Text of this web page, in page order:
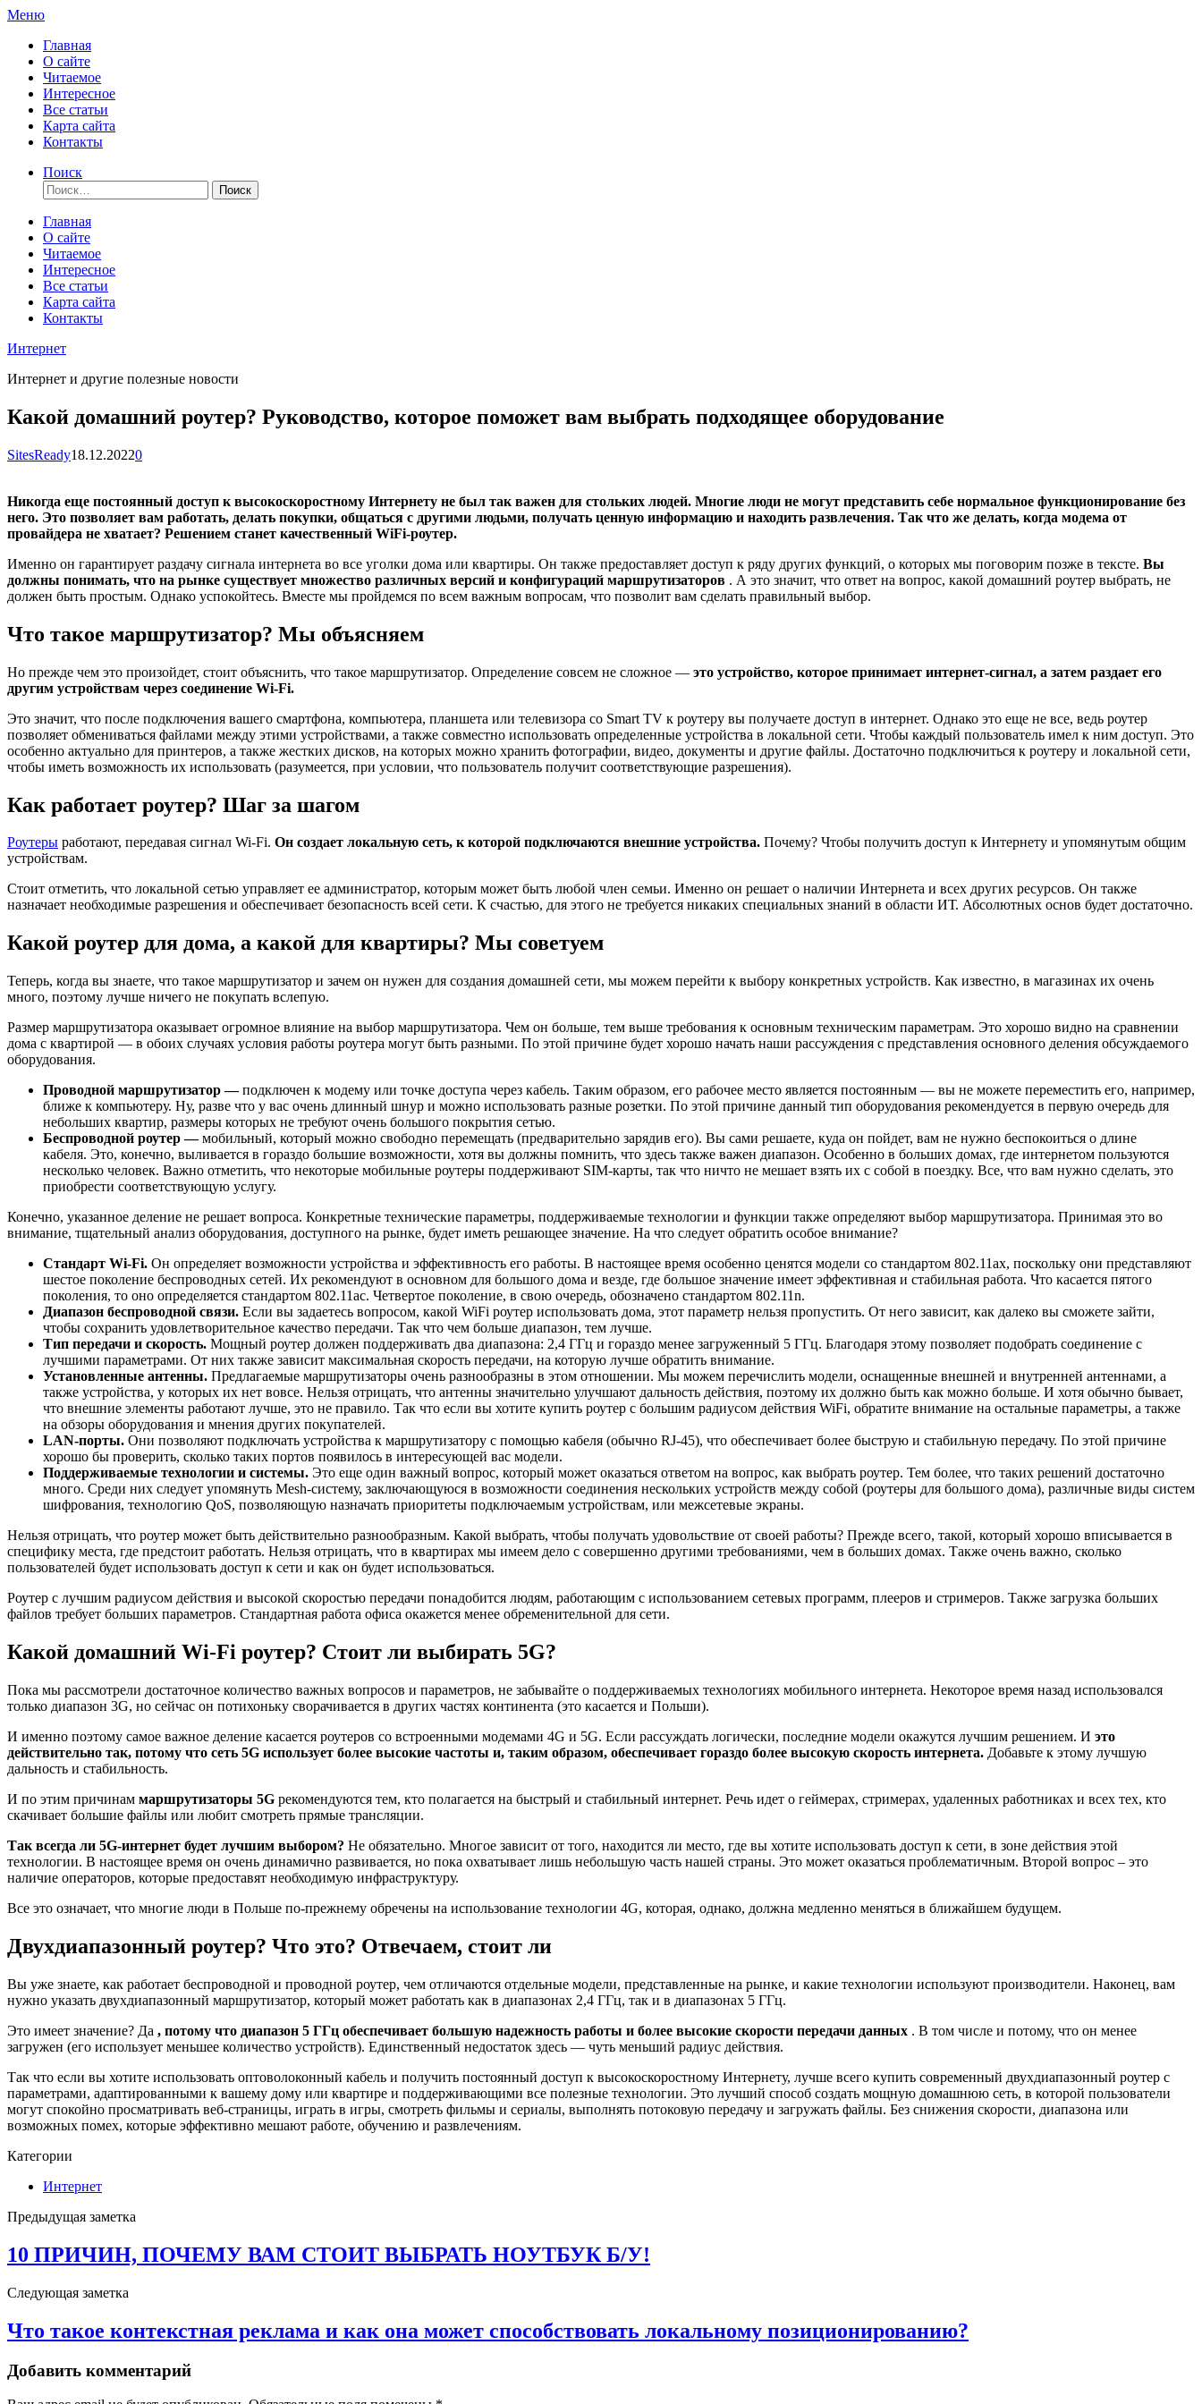
Перейти
содержимому
Меню
Главная
О сайте
Читаемое
Интересное
Все статьи
Карта сайта
Контакты
Поиск
Найти:
Главная
О сайте
Читаемое
Интересное
Все статьи
Карта сайта
Контакты
Интернет
Интернет и другие полезные новости
Какой домашний роутер? Руководство, которое поможет вам выбрать подходящее оборудование
SitesReady18.12.20220
Никогда еще постоянный доступ к высокоскоростному Интернету не был так важен для стольких людей. Многие люди не могут представить себе нормальное функционирование без
него. Это позволяет вам работать, делать покупки, общаться с другими людьми, получать ценную информацию и находить развлечения. Так что же делать, когда модема от
провайдера не хватает? Решением станет качественный WiFi-роутер.
Именно он гарантирует раздачу сигнала интернета во все уголки дома или квартиры. Он также предоставляет доступ к ряду других функций, о которых мы поговорим позже в тексте. Вы
должны понимать, что на рынке существует множество различных версий и конфигураций маршрутизаторов . А это значит, что ответ на вопрос, какой домашний роутер выбрать, не
должен быть простым. Однако успокойтесь. Вместе мы пройдемся по всем важным вопросам, что позволит вам сделать правильный выбор.
Что такое маршрутизатор? Мы объясняем
Но прежде чем это произойдет, стоит объяснить, что такое маршрутизатор. Определение совсем не сложное — это устройство, которое принимает интернет-сигнал, а затем раздает его
другим устройствам через соединение Wi-Fi.
Это значит, что после подключения вашего смартфона, компьютера, планшета или телевизора со Smart TV к роутеру вы получаете доступ в интернет. Однако это еще не все, ведь роутер
позволяет обмениваться файлами между этими устройствами, а также совместно использовать определенные устройства в локальной сети. Чтобы каждый пользователь имел к ним доступ. Это
особенно актуально для принтеров, а также жестких дисков, на которых можно хранить фотографии, видео, документы и другие файлы. Достаточно подключиться к роутеру и локальной сети,
чтобы иметь возможность их использовать (разумеется, при условии, что пользователь получит соответствующие разрешения).
Как работает роутер? Шаг за шагом
Роутеры работают, передавая сигнал Wi-Fi. Он создает локальную сеть, к которой подключаются внешние устройства. Почему? Чтобы получить доступ к Интернету и упомянутым общим
устройствам.
Стоит отметить, что локальной сетью управляет ее администратор, которым может быть любой член семьи. Именно он решает о наличии Интернета и всех других ресурсов. Он также
назначает необходимые разрешения и обеспечивает безопасность всей сети. К счастью, для этого не требуется никаких специальных знаний в области ИТ. Абсолютных основ будет достаточно.
Какой роутер для дома, а какой для квартиры? Мы советуем
Теперь, когда вы знаете, что такое маршрутизатор и зачем он нужен для создания домашней сети, мы можем перейти к выбору конкретных устройств. Как известно, в магазинах их очень
много, поэтому лучше ничего не покупать вслепую.
Размер маршрутизатора оказывает огромное влияние на выбор маршрутизатора. Чем он больше, тем выше требования к основным техническим параметрам. Это хорошо видно на сравнении
дома с квартирой — в обоих случаях условия работы роутера могут быть разными. По этой причине будет хорошо начать наши рассуждения с представления основного деления обсуждаемого
оборудования.
Проводной маршрутизатор—подключен к модему или точке доступа через кабель. Таким образом, его рабочее место является постоянным — вы не можете переместить его, например,
ближе к компьютеру. Ну, разве что у вас очень длинный шнур и можно использовать разные розетки. По этой причине данный тип оборудования рекомендуется в первую очередь для
небольших квартир, размеры которых не требуют очень большого покрытия сетью.
Беспроводной роутер—мобильный, который можно свободно перемещать (предварительно зарядив его). Вы сами решаете, куда он пойдет, вам не нужно беспокоиться о длине
кабеля. Это, конечно, выливается в гораздо большие возможности, хотя вы должны помнить, что здесь также важен диапазон. Особенно в больших домах, где интернетом пользуются
несколько человек. Важно отметить, что некоторые мобильные роутеры поддерживают SIM-карты, так что ничто не мешает взять их с собой в поездку. Все, что вам нужно сделать, это
приобрести соответствующую услугу.
Конечно, указанное деление не решает вопроса. Конкретные технические параметры, поддерживаемые технологии и функции также определяют выбор маршрутизатора. Принимая это во
внимание, тщательный анализ оборудования, доступного на рынке, будет иметь решающее значение. На что следует обратить особое внимание?
Стандарт Wi-Fi. Он определяет возможности устройства и эффективность его работы. В настоящее время особенно ценятся модели со стандартом 802.11ax, поскольку они представляют
шестое поколение беспроводных сетей. Их рекомендуют в основном для большого дома и везде, где большое значение имеет эффективная и стабильная работа. Что касается пятого
поколения, то оно определяется стандартом 802.11ac. Четвертое поколение, в свою очередь, обозначено стандартом 802.11n.
Диапазон беспроводной связи. Если вы задаетесь вопросом, какой WiFi роутер использовать дома, этот параметр нельзя пропустить. От него зависит, как далеко вы сможете зайти,
чтобы сохранить удовлетворительное качество передачи. Так что чем больше диапазон, тем лучше.
Тип передачи и скорость. Мощный роутер должен поддерживать два диапазона: 2,4 ГГц и гораздо менее загруженный 5 ГГц. Благодаря этому позволяет подобрать соединение с
лучшими параметрами. От них также зависит максимальная скорость передачи, на которую лучше обратить внимание.
Установленные антенны. Предлагаемые маршрутизаторы очень разнообразны в этом отношении. Мы можем перечислить модели, оснащенные внешней и внутренней антеннами, а
также устройства, у которых их нет вовсе. Нельзя отрицать, что антенны значительно улучшают дальность действия, поэтому их должно быть как можно больше. И хотя обычно бывает,
что внешние элементы работают лучше, это не правило. Так что если вы хотите купить роутер с большим радиусом действия WiFi, обратите внимание на остальные параметры, а также
на обзоры оборудования и мнения других покупателей.
LAN-порты. Они позволяют подключать устройства к маршрутизатору с помощью кабеля (обычно RJ-45), что обеспечивает более быструю и стабильную передачу. По этой причине
хорошо бы проверить, сколько таких портов появилось в интересующей вас модели.
Поддерживаемые технологии и системы. Это еще один важный вопрос, который может оказаться ответом на вопрос, как выбрать роутер. Тем более, что таких решений достаточно
много. Среди них следует упомянуть Mesh-систему, заключающуюся в возможности соединения нескольких устройств между собой (роутеры для большого дома), различные виды систем
шифрования, технологию QoS, позволяющую назначать приоритеты подключаемым устройствам, или межсетевые экраны.
Нельзя отрицать, что роутер может быть действительно разнообразным. Какой выбрать, чтобы получать удовольствие от своей работы? Прежде всего, такой, который хорошо вписывается в
специфику места, где предстоит работать. Нельзя отрицать, что в квартирах мы имеем дело с совершенно другими требованиями, чем в больших домах. Также очень важно, сколько
пользователей будет использовать доступ к сети и как он будет использоваться.
Роутер с лучшим радиусом действия и высокой скоростью передачи понадобится людям, работающим с использованием сетевых программ, плееров и стримеров. Также загрузка больших
файлов требует больших параметров. Стандартная работа офиса окажется менее обременительной для сети.
Какой домашний Wi-Fi роутер? Стоит ли выбирать 5G?
Пока мы рассмотрели достаточное количество важных вопросов и параметров, не забывайте о поддерживаемых технологиях мобильного интернета. Некоторое время назад использовался
только диапазон 3G, но сейчас он потихоньку сворачивается в других частях континента (это касается и Польши).
И именно поэтому самое важное деление касается роутеров со встроенными модемами 4G и 5G. Если рассуждать логически, последние модели окажутся лучшим решением. И это
действительно так, потому что сеть 5G использует более высокие частоты и, таким образом, обеспечивает гораздо более высокую скорость интернета. Добавьте к этому лучшую
дальность и стабильность.
И по этим причинам маршрутизаторы 5G рекомендуются тем, кто полагается на быстрый и стабильный интернет. Речь идет о геймерах, стримерах, удаленных работниках и всех тех, кто
скачивает большие файлы или любит смотреть прямые трансляции.
Так всегда ли 5G-интернет будет лучшим выбором? Не обязательно. Многое зависит от того, находится ли место, где вы хотите использовать доступ к сети, в зоне действия этой
технологии. В настоящее время он очень динамично развивается, но пока охватывает лишь небольшую часть нашей страны. Это может оказаться проблематичным. Второй вопрос – это
наличие операторов, которые предоставят необходимую инфраструктуру.
Все это означает, что многие люди в Польше по-прежнему обречены на использование технологии 4G, которая, однако, должна медленно меняться в ближайшем будущем.
Двухдиапазонный роутер? Что это? Отвечаем, стоит ли
Вы уже знаете, как работает беспроводной и проводной роутер, чем отличаются отдельные модели, представленные на рынке, и какие технологии используют производители. Наконец, вам
нужно указать двухдиапазонный маршрутизатор, который может работать как в диапазонах 2,4 ГГц, так и в диапазонах 5 ГГц.
Это имеет значение? Да , потому что диапазон 5 ГГц обеспечивает большую надежность работы и более высокие скорости передачи данных . В том числе и потому, что он менее
загружен (его использует меньшее количество устройств). Единственный недостаток здесь — чуть меньший радиус действия.
Так что если вы хотите использовать оптоволоконный кабель и получить постоянный доступ к высокоскоростному Интернету, лучше всего купить современный двухдиапазонный роутер с
параметрами, адаптированными к вашему дому или квартире и поддерживающими все полезные технологии. Это лучший способ создать мощную домашнюю сеть, в которой пользователи
могут спокойно просматривать веб-страницы, играть в игры, смотреть фильмы и сериалы, выполнять потоковую передачу и загружать файлы. Без снижения скорости, диапазона или
возможных помех, которые эффективно мешают работе, обучению и развлечениям.
Категории
Интернет
Предыдущая заметка
10 ПРИЧИН, ПОЧЕМУ ВАМ СТОИТ ВЫБРАТЬ НОУТБУК Б/У!
Следующая заметка
Что такое контекстная реклама и как она может способствовать локальному позиционированию?
Добавить комментарий